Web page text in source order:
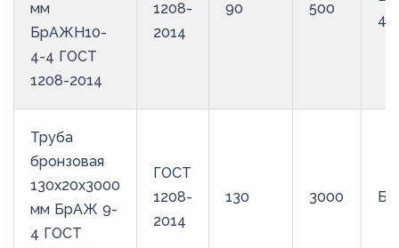
мм
БрАЖН10-
4-4 ГОСТ
1208-2014
1208-
2014
90 500
4-
Труба
бронзовая
130х20х3000
мм БрАЖ 9-
4 ГОСТ
ГОСТ
1208-
2014
130 3000